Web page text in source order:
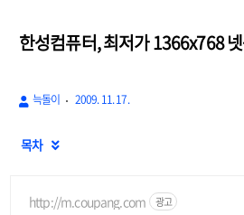
한성컴퓨터, 최저가 1366x768
늑돌이 2009. 11. 17.
목차 
http://m.coupang.com 광고